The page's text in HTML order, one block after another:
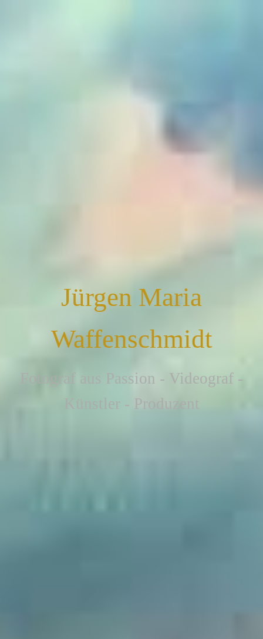
Jürgen Maria
Waffenschmidt
otograf aus Passion - Videograf -
Künstler - Produzent